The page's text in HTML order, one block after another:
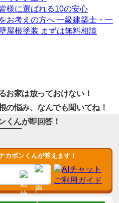
お家は放っておけない！
の悩み、なんでも聞いてね！
くんが即回答！
カポンくんが答えます！